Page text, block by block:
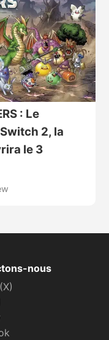
: Le
2, la
le 3
nous